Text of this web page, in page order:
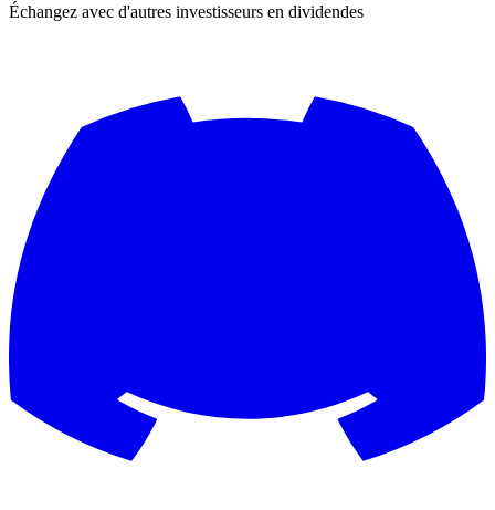
Échangez avec d'autres investisseurs en dividendes